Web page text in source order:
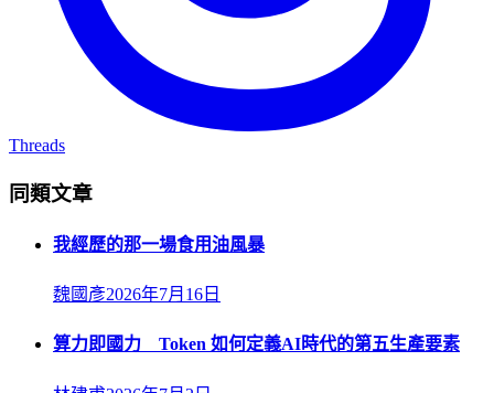
Threads
同類文章
我經歷的那一場食用油風暴
魏國彥2026年7月16日
算力即國力 Token 如何定義AI時代的第五生產要素